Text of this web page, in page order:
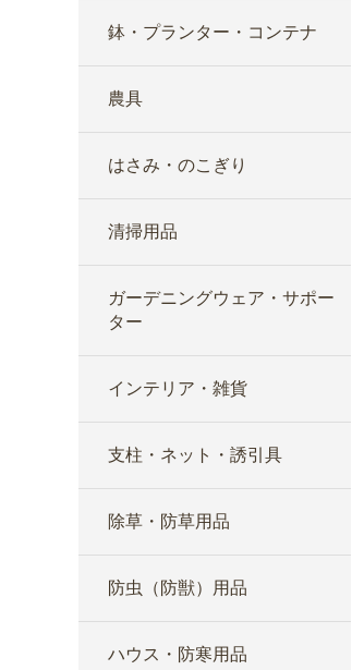
鉢・プランター・コンテナ
農具
はさみ・のこぎり
清掃用品
ガーデニングウェア・サポー
ター
インテリア・雑貨
支柱・ネット・誘引具
除草・防草用品
防虫（防獣）用品
ハウス・防寒用品